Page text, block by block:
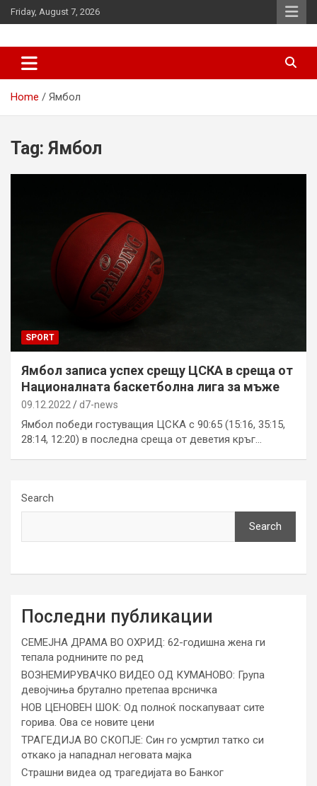
Skip
to
Friday, August 7, 2026
d7-news.com
Home Ямбол
Tag: Ямбол
SPORT
Ямбол записа успех срещу ЦСКА в среща от
Националната баскетболна лига за мъже
09.12.2022 d7-news
Ямбол победи гостуващия ЦСКА с 90:65 (15:16, 35:15,
28:14, 12:20) в последна среща от деветия кръг…
Search
Search
Последни публикации
СЕМЕЈНА ДРАМА ВО ОХРИД: 62-годишна жена ги
тепала роднините по ред
ВОЗНЕМИРУВАЧКО ВИДЕО ОД КУМАНОВО: Група
девојчиња брутално претепаа врсничка
НОВ ЦЕНОВЕН ШОК: Од полноќ поскапуваат сите
горива. Ова се новите цени
ТРАГЕДИЈА ВО СКОПЈЕ: Син го усмртил татко си
откако ја нападнал неговата мајка
Страшни видеа од трагедијата во Банког